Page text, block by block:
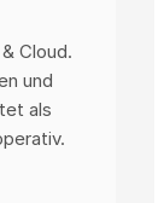
Cloud.
und
als